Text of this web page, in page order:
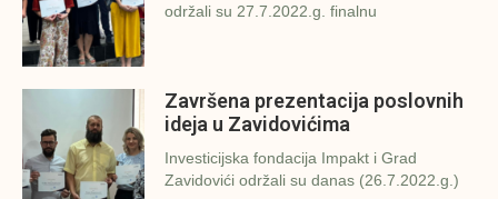
održali su 27.7.2022.g. finalnu
Završena prezentacija poslovnih
ideja u Zavidovićima
Investicijska fondacija Impakt i Grad
Zavidovići održali su danas (26.7.2022.g.)